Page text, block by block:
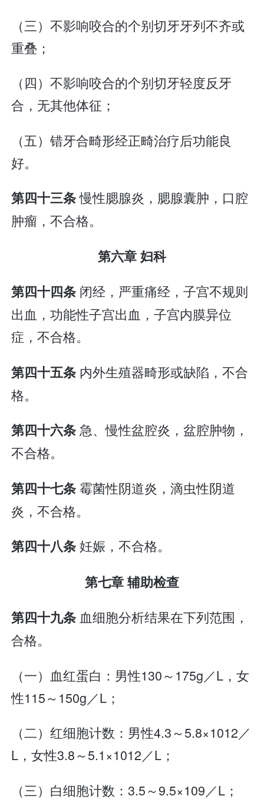
（三）不影响咬合的个别切牙牙列不齐或
重叠；
（四）不影响咬合的个别切牙轻度反牙
合，无其他体征；
（五）错牙合畸形经正畸治疗后功能良
好。
第四十三条慢性腮腺炎，腮腺囊肿，口腔
肿瘤，不合格。
第六章 妇科
第四十四条 闭经，严重痛经，子宫不规则
出血，功能性子宫出血，子宫内膜异位
症，不合格。
第四十五条 内外生殖器畸形或缺陷，不合
格。
第四十六条急、慢性盆腔炎，盆腔肿物，
不合格。
第四十七条霉菌性阴道炎，滴虫性阴道
炎，不合格。
第四十八条妊娠，不合格。
第七章 辅助检查
第四十九条血细胞分析结果在下列范围，
合格。
（一）血红蛋白：男性130～175g／L，女
性115～150g／L；
（二）红细胞计数：男性4.3～5.8×1012／
L，女性3.8～5.1×1012／L；
（三）白细胞计数：3.5～9.5×109／L；